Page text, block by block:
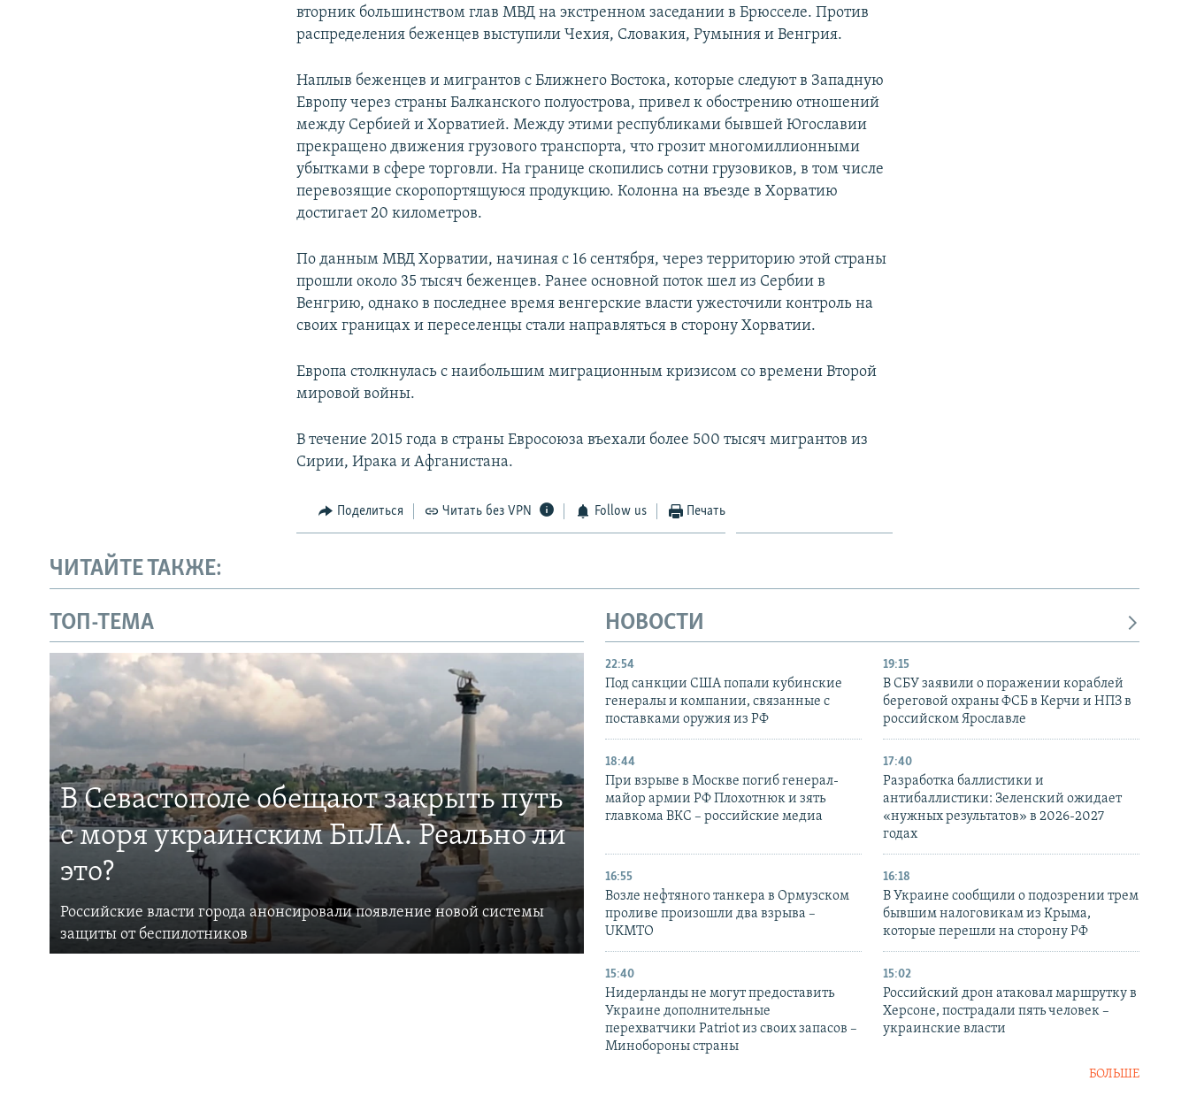
вторник большинством глав МВД на экстренном заседании в Брюсселе. Против
распределения беженцев выступили Чехия, Словакия, Румыния и Венгрия.
Наплыв беженцев и мигрантов с Ближнего Востока, которые следуют в Западную
Европу через страны Балканского полуострова, привел к обострению отношений
между Сербией и Хорватией. Между этими республиками бывшей Югославии
прекращено движения грузового транспорта, что грозит многомиллионными
убытками в сфере торговли. На границе скопились сотни грузовиков, в том числе
перевозящие скоропортящуюся продукцию. Колонна на въезде в Хорватию
достигает 20 километров.
По данным МВД Хорватии, начиная с 16 сентября, через территорию этой страны
прошли около 35 тысяч беженцев. Ранее основной поток шел из Сербии в
Венгрию, однако в последнее время венгерские власти ужесточили контроль на
своих границах и переселенцы стали направляться в сторону Хорватии.
Европа столкнулась с наибольшим миграционным кризисом со времени Второй
мировой войны.
В течение 2015 года в страны Евросоюза въехали более 500 тысяч мигрантов из
Сирии, Ирака и Афганистана.
Поделиться Читать без VPN Follow us Печать
ЧИТАЙТЕ ТАКЖЕ:
ТОП-ТЕМА
В Севастополе обещают закрыть путь
с моря украинским БпЛА. Реально ли
это?
Российские власти города анонсировали появление новой системы
защиты от беспилотников
НОВОСТИ
22:54
Под санкции США попали кубинские
генералы и компании, связанные с
поставками оружия из РФ
19:15
В СБУ заявили о поражении кораблей
береговой охраны ФСБ в Керчи и НПЗ в
российском Ярославле
18:44
При взрыве в Москве погиб генерал-
майор армии РФ Плохотнюк и зять
главкома ВКС – российские медиа
17:40
Разработка баллистики и
антибаллистики: Зеленский ожидает
«нужных результатов» в 2026-2027
годах
16:55
Возле нефтяного танкера в Ормузском
проливе произошли два взрыва –
UKMTO
16:18
В Украине сообщили о подозрении трем
бывшим налоговикам из Крыма,
которые перешли на сторону РФ
15:40
Нидерланды не могут предоставить
Украине дополнительные
перехватчики Patriot из своих запасов –
Минобороны страны
15:02
Российский дрон атаковал маршрутку в
Херсоне, пострадали пять человек –
украинские власти
БОЛЬШЕ